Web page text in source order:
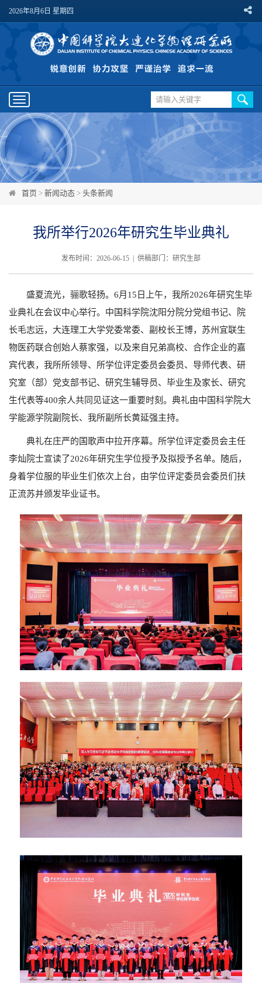
2026年8月6日 星期四
Toggle
navigation
首页 > 新闻动态 > 头条新闻
我所举行2026年研究生毕业典礼
发布时间：2026-06-15 | 供稿部门：研究生部
盛夏流光，骊歌轻扬。6月 15 日上午，我所2026年研究生毕
业典礼在会议中心举行。中国科学院沈阳分院分党组书记、院
长毛志远，大连理工大学党委常委、副校长王博，苏州宜联生
物医药联合创始人蔡家强，以及来自兄弟高校、合作企业的嘉
宾代表，我所所领导、所学位评定委员会委员、导师代表、研
究室（部）党支部书记、研究生辅导员、毕业生及家长、研究
生代表等400余人共同见证这一重要时刻。典礼由中国科学院大
学能源学院副院长、我所副所长黄延强主持。
典礼在庄严的国歌声中拉开序幕。所学位评定委员会主任
李灿院士宣读了2026年研究生学位授予及拟授予名单。随后，
身着学位服的毕业生们依次上台，由学位评定委员会委员们扶
正流苏并颁发毕业证书。